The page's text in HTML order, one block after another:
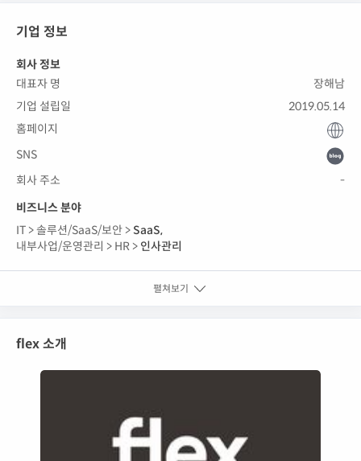
기업 정보
회사 정보
대표자 명
장해남
기업 설립일
2019.05.14
홈페이지
SNS
회사 주소
-
비즈니스 분야
IT >솔루션/SaaS/보안 >SaaS,
내부사업/운영관리 > HR > 인사관리
펼쳐보기
flex 소개